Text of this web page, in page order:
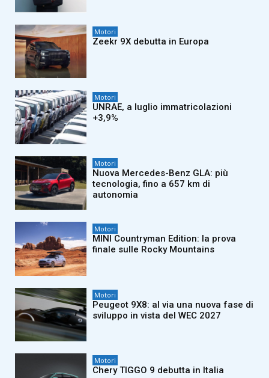
Motori
Zeekr 9X debutta in Europa
Motori
UNRAE, a luglio immatricolazioni
+3,9%
Motori
Nuova Mercedes-Benz GLA: più
tecnologia, fino a 657 km di
autonomia
Motori
MINI Countryman Edition: la prova
finale sulle Rocky Mountains
Motori
Peugeot 9X8: al via una nuova fase di
sviluppo in vista del WEC 2027
Motori
Chery TIGGO 9 debutta in Italia